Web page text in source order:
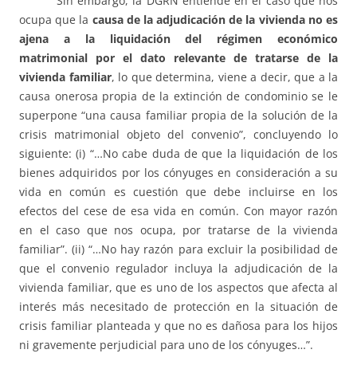
ocupa que la causa de la adjudicación de la vivienda no es
ajena a la liquidación del régimen económico
matrimonial por el dato relevante de tratarse de la
vivienda familiar, lo que determina, viene a decir, que a la
causa onerosa propia de la extinción de condominio se le
superpone “una causa familiar propia de la solución de la
crisis matrimonial objeto del convenio”, concluyendo lo
siguiente: (i) “…No cabe duda de que la liquidación de los
bienes adquiridos por los cónyuges en consideración a su
vida en común es cuestión que debe incluirse en los
efectos del cese de esa vida en común. Con mayor razón
en el caso que nos ocupa, por tratarse de la vivienda
familiar”. (ii) “…No hay razón para excluir la posibilidad de
que el convenio regulador incluya la adjudicación de la
vivienda familiar, que es uno de los aspectos que afecta al
interés más necesitado de protección en la situación de
crisis familiar planteada y que no es dañosa para los hijos
ni gravemente perjudicial para uno de los cónyuges…”.